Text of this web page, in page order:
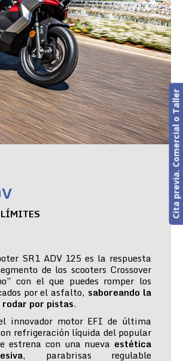
LÍMITES
SR1 ADV 125 es la respuesta
de los scooters Crossover
con el que puedes romper los
por el asfalto, saboreando la
por pistas.
innovador motor EFI de última
refrigeración líquida del popular
estrena con una nueva estética
, parabrisas regulable
Cita previa. Comercial o Taller